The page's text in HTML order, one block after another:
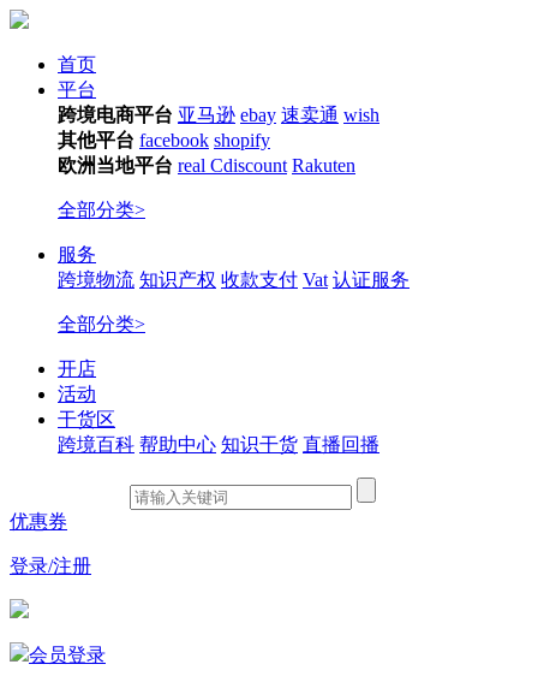
首页
平台
跨境电商平台 亚马逊 ebay 速卖通 wish
其他平台 facebook shopify
欧洲当地平台 real Cdiscount Rakuten
全部分类>
服务
跨境物流 知识产权 收款支付 Vat 认证服务
全部分类>
开店
活动
干货区
跨境百科 帮助中心 知识干货 直播回播
优惠券
登录/注册
会员登录